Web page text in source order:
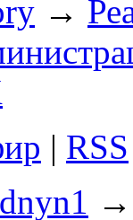
→
| RSS
→